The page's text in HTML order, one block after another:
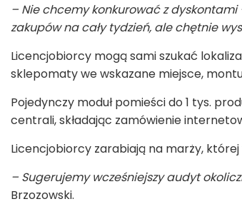
– Nie chcemy konkurować z dyskontami
zakupów na cały tydzień, ale chętnie
Licencjobiorcy mogą sami szukać
sklepomaty we wskazane miejsce,
Pojedynczy moduł pomieści do 1 tys.
centrali, składając zamówienie
Licencjobiorcy zarabiają na marży,
– Sugerujemy wcześniejszy audyt
Brzozowski.